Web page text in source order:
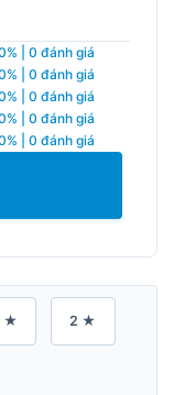
| 0 đánh giá
| 0 đánh giá
| 0 đánh giá
| 0 đánh giá
| 0 đánh giá
★ 2 ★